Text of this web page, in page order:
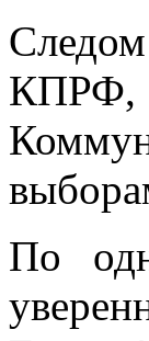
КПРФ,
По